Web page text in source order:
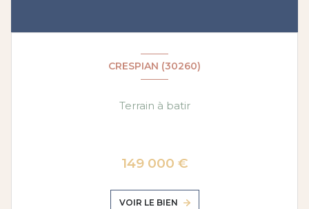
CRESPIAN (30260)
Terrain à batir
149 000 €
VOIR LE BIEN